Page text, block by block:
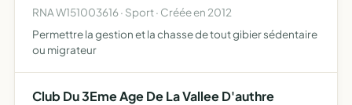
RNA W151003616 · Sport · Créée en 2012
Permettre la gestion et la chasse de tout gibier sédentaire
ou migrateur
Club Du 3Eme Age De La Vallee D'authre